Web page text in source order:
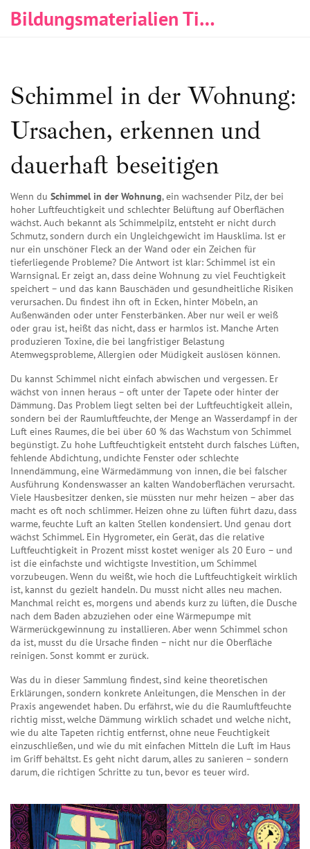
Bildungsmaterialien Tischlerei & Immobilien
Schimmel in der Wohnung:
Ursachen, erkennen und
dauerhaft beseitigen
Wenn du Schimmel in der Wohnung,ein wachsender Pilz, der bei
hoher Luftfeuchtigkeit und schlechter Belüftung auf Oberflächen
wächst. Auch bekannt als Schimmelpilz, entsteht er nicht durch
Schmutz, sondern durch ein Ungleichgewicht im Hausklima. Ist er
nur ein unschöner Fleck an der Wand oder ein Zeichen für
tieferliegende Probleme? Die Antwort ist klar: Schimmel ist ein
Warnsignal. Er zeigt an, dass deine Wohnung zu viel Feuchtigkeit
speichert – und das kann Bauschäden und gesundheitliche Risiken
verursachen. Du findest ihn oft in Ecken, hinter Möbeln, an
Außenwänden oder unter Fensterbänken. Aber nur weil er weiß
oder grau ist, heißt das nicht, dass er harmlos ist. Manche Arten
produzieren Toxine, die bei langfristiger Belastung
Atemwegsprobleme, Allergien oder Müdigkeit auslösen können.
Du kannst Schimmel nicht einfach abwischen und vergessen. Er
wächst von innen heraus – oft unter der Tapete oder hinter der
Dämmung. Das Problem liegt selten bei der Luftfeuchtigkeit allein,
sondern bei der Raumluftfeuchte,der Menge an Wasserdampf in der
Luft eines Raumes, die bei über 60 % das Wachstum von Schimmel
begünstigt. Zu hohe Luftfeuchtigkeit entsteht durch falsches Lüften,
fehlende Abdichtung, undichte Fenster oder schlechte
Innendämmung,eine Wärmedämmung von innen, die bei falscher
Ausführung Kondenswasser an kalten Wandoberflächen verursacht.
Viele Hausbesitzer denken, sie müssten nur mehr heizen – aber das
macht es oft noch schlimmer. Heizen ohne zu lüften führt dazu, dass
warme, feuchte Luft an kalten Stellen kondensiert. Und genau dort
wächst Schimmel. Ein Hygrometer,ein Gerät, das die relative
Luftfeuchtigkeit in Prozent misst kostet weniger als 20 Euro – und
ist die einfachste und wichtigste Investition, um Schimmel
vorzubeugen. Wenn du weißt, wie hoch die Luftfeuchtigkeit wirklich
ist, kannst du gezielt handeln. Du musst nicht alles neu machen.
Manchmal reicht es, morgens und abends kurz zu lüften, die Dusche
nach dem Baden abzuziehen oder eine Wärmepumpe mit
Wärmerückgewinnung zu installieren. Aber wenn Schimmel schon
da ist, musst du die Ursache finden – nicht nur die Oberfläche
reinigen. Sonst kommt er zurück.
Was du in dieser Sammlung findest, sind keine theoretischen
Erklärungen, sondern konkrete Anleitungen, die Menschen in der
Praxis angewendet haben. Du erfährst, wie du die Raumluftfeuchte
richtig misst, welche Dämmung wirklich schadet und welche nicht,
wie du alte Tapeten richtig entfernst, ohne neue Feuchtigkeit
einzuschließen, und wie du mit einfachen Mitteln die Luft im Haus
im Griff behältst. Es geht nicht darum, alles zu sanieren – sondern
darum, die richtigen Schritte zu tun, bevor es teuer wird.